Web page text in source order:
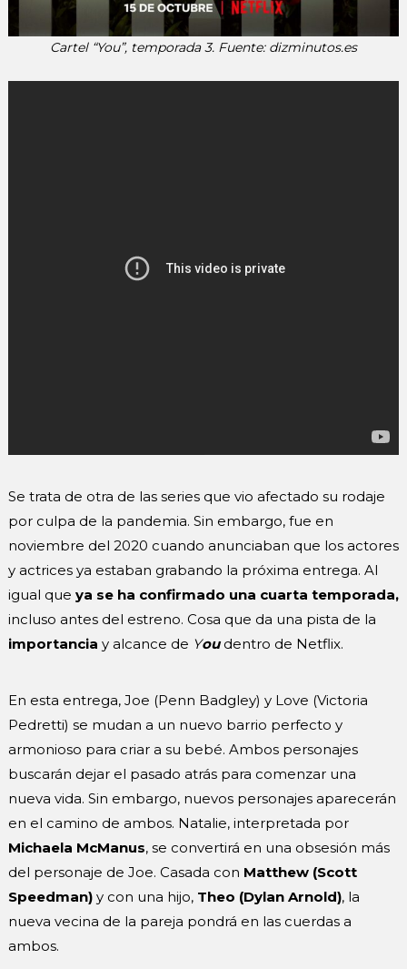
Cartel “You”, temporada 3. Fuente: dizminutos.es
Se trata de otra de las series que vio afectado su rodaje
por culpa de la pandemia. Sin embargo, fue en
noviembre del 2020 cuando anunciaban que los actores
y actrices ya estaban grabando la próxima entrega. Al
igual que ya se ha confirmado una cuarta temporada,
incluso antes del estreno. Cosa que da una pista de la
importancia y alcance de You dentro de Netflix.
En esta entrega, Joe (Penn Badgley) y Love (Victoria
Pedretti) se mudan a un nuevo barrio perfecto y
armonioso para criar a su bebé. Ambos personajes
buscarán dejar el pasado atrás para comenzar una
nueva vida. Sin embargo, nuevos personajes aparecerán
en el camino de ambos. Natalie, interpretada por
Michaela McManus, se convertirá en una obsesión más
del personaje de Joe. Casada con Matthew (Scott
Speedman)y con una hijo, Theo (Dylan Arnold), la
nueva vecina de la pareja pondrá en las cuerdas a
ambos.